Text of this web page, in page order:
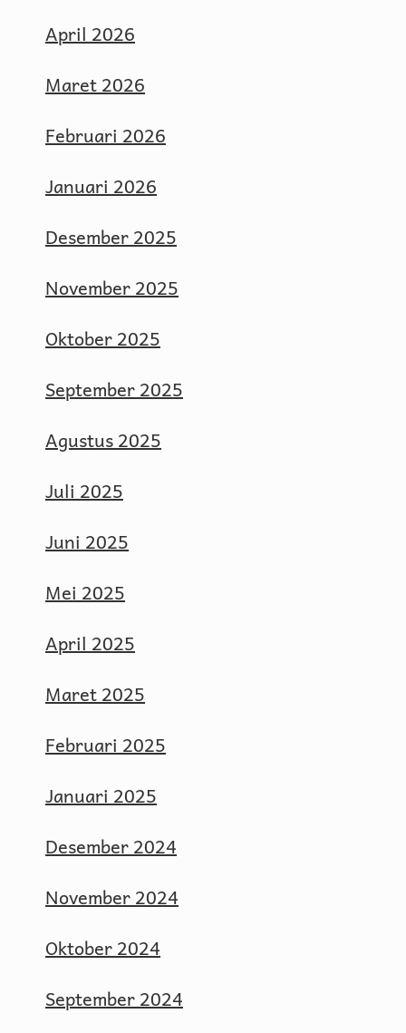
April 2026
Maret 2026
Februari 2026
Januari 2026
Desember 2025
November 2025
Oktober 2025
September 2025
Agustus 2025
Juli 2025
Juni 2025
Mei 2025
April 2025
Maret 2025
Februari 2025
Januari 2025
Desember 2024
November 2024
Oktober 2024
September 2024